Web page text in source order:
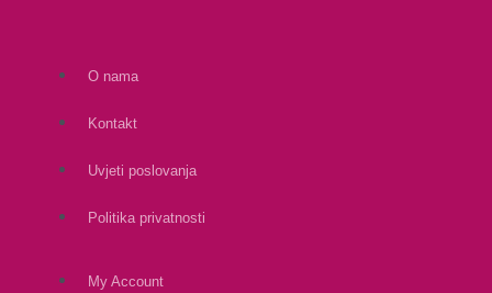
O nama
Kontakt
Uvjeti poslovanja
Politika privatnosti
My Account